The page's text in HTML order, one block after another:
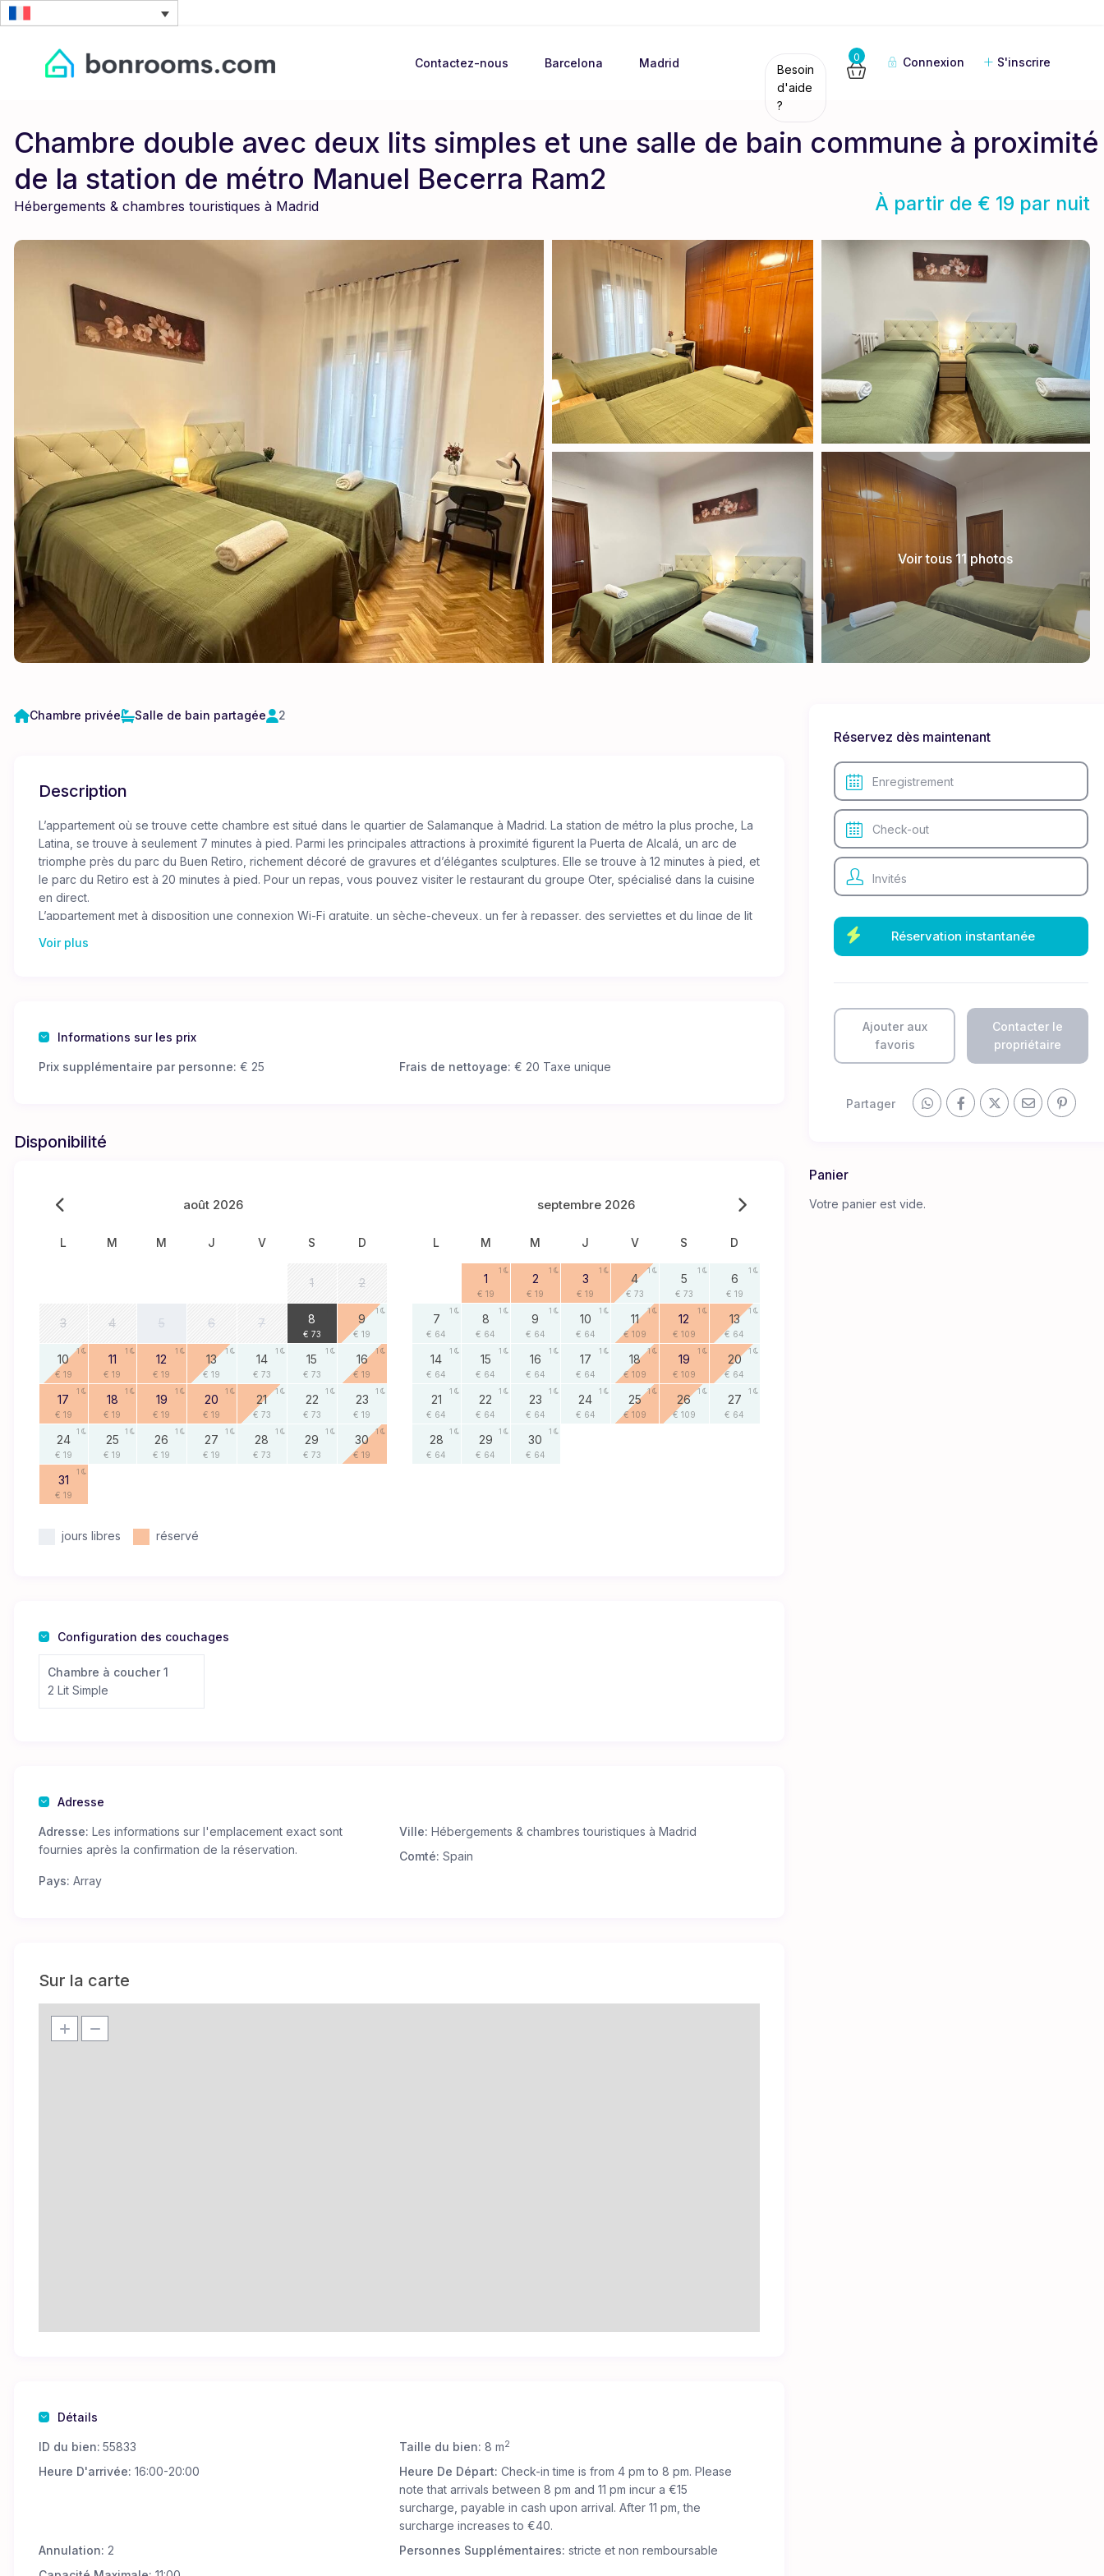
Besoin
d'aide
?
0 Connexion S'inscrire
Contactez-nous Barcelona Madrid
Chambre double avec deux lits simples et une salle de bain commune à proximité
de la station de métro Manuel Becerra Ram2
À partir de € 19 par nuit
Hébergements & chambres touristiques à Madrid
Voir tous 11 photos
Chambre privée Salle de bain partagée 2
Description
L’appartement où se trouve cette chambre est situé dans le quartier de Salamanque à Madrid. La station de métro la plus proche, La
Latina, se trouve à seulement 7 minutes à pied. Parmi les principales attractions à proximité figurent la Puerta de Alcalá, un arc de
triomphe près du parc du Buen Retiro, richement décoré de gravures et d’élégantes sculptures. Elle se trouve à 12 minutes à pied, et
le parc du Retiro est à 20 minutes à pied. Pour un repas, vous pouvez visiter le restaurant du groupe Oter, spécialisé dans la cuisine
en direct.
L’appartement met à disposition une connexion Wi-Fi gratuite, un sèche-cheveux, un fer à repasser, des serviettes et du linge de lit
L’appartement dispose de 4 chambres d’hôtes. Chaque chambre a une porte verrouillable, donc vous seul avez accès à votre
Voir plus
Informations sur les prix
Prix supplémentaire par personne: € 25 Frais de nettoyage: € 20 Taxe unique
Disponibilité
août 2026
L M M J V S D
1 2
3 4 5 6 7 8
€ 73
9
€ 19
1
10
€ 19
1
11
€ 19
1
12
€ 19
1
13
€ 19
1
14
€ 73
1
15
€ 73
1
16
€ 19
1
17
€ 19
1
18
€ 19
1
19
€ 19
1
20
€ 19
1
21
€ 73
1
22
€ 73
1
23
€ 19
1
24
€ 19
1
25
€ 19
1
26
€ 19
1
27
€ 19
1
28
€ 73
1
29
€ 73
1
30
€ 19
1
31
€ 19
1
septembre 2026
L M M J V S D
1
€ 19
1
2
€ 19
1
3
€ 19
1
4
€ 73
1
5
€ 73
1
6
€ 19
1
7
€ 64
1
8
€ 64
1
9
€ 64
1
10
€ 64
1
11
€ 109
1
12
€ 109
1
13
€ 64
1
14
€ 64
1
15
€ 64
1
16
€ 64
1
17
€ 64
1
18
€ 109
1
19
€ 109
1
20
€ 64
1
21
€ 64
1
22
€ 64
1
23
€ 64
1
24
€ 64
1
25
€ 109
1
26
€ 109
1
27
€ 64
1
28
€ 64
1
29
€ 64
1
30
€ 64
1
jours libres réservé
Configuration des couchages
Chambre à coucher 1
2 Lit Simple
Adresse
Adresse: Les informations sur l'emplacement exact sont
fournies après la confirmation de la réservation.
Ville: Hébergements & chambres touristiques à Madrid
Comté: Spain
Pays: Array
Sur la carte
Détails
ID du bien: 55833 Taille du bien: 8 m2
Heure D'arrivée: 16:00-20:00 Heure De Départ: Check-in time is from 4 pm to 8 pm. Please
note that arrivals between 8 pm and 11 pm incur a €15
surcharge, payable in cash upon arrival. After 11 pm, the
surcharge increases to €40.
Annulation: 2 Personnes Supplémentaires: stricte et non remboursable
Réservez dès maintenant
Invités
Ajouter aux
favoris
Contacter le
propriétaire
Partager
Panier
Votre panier est vide.